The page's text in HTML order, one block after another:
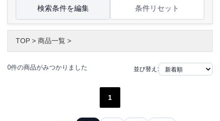
検索条件を編集 条件リセット
TOP > 商品一覧 >
0件の商品がみつかりました 並び替え:
1